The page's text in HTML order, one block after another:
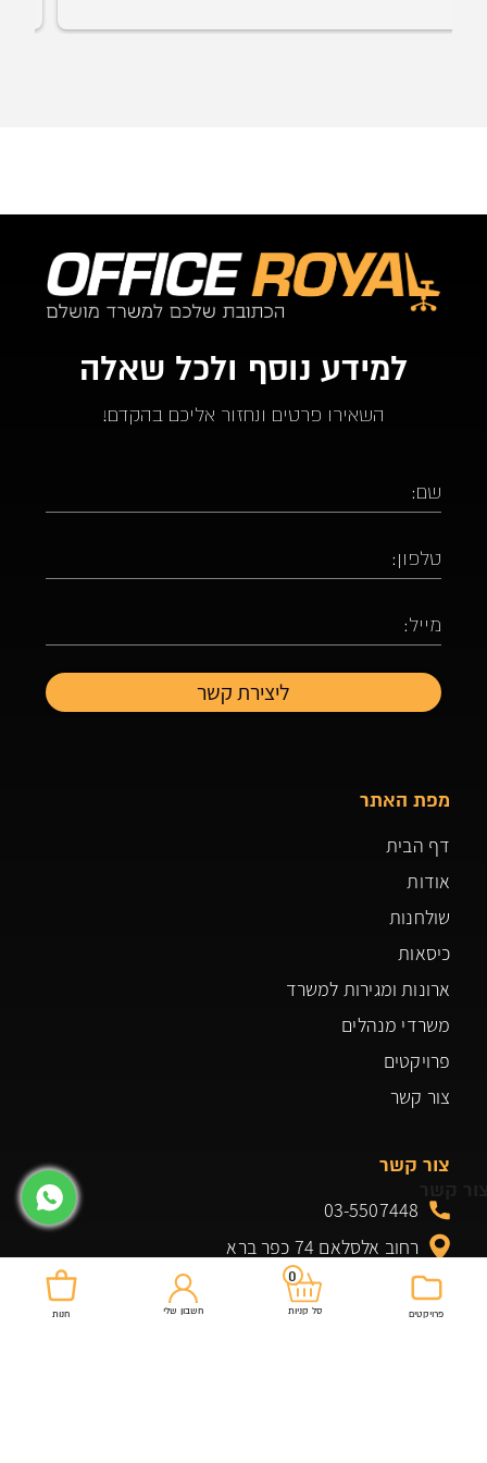
למידע נוסף ולכל שאלה
השאירו פרטים ונחזור אליכם בהקדם!
מפת האתר
דף הבית
אודות
שולחנות
כיסאות
ארונות ומגירות למשרד
משרדי מנהלים
פרויקטים
צור קשר
צור קשר
03-5507448
רחוב אלסלאם 74 כפר ברא
officeroyal20@gmail.com
פרויקטים
0
סל קניות חשבון שלי חנות